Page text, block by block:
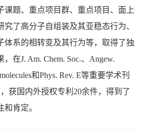
课题、重点项目群、重点项目、面上
究了高分子自组装及其亚稳态行为、
体系的相转变及其行为等，取得了独
在J. Am. Chem. Soc.、Angew.
和Phys. Rev. E等重要学术刊
获国内外授权专利20余件，得到了
肯定。